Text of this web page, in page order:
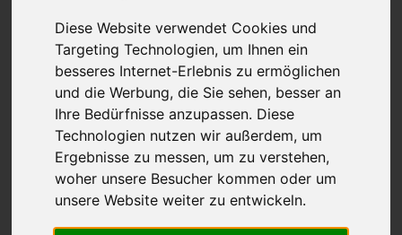
Diese Website verwendet Cookies und
Targeting Technologien, um Ihnen ein
besseres Internet-Erlebnis zu ermöglichen
und die Werbung, die Sie sehen, besser an
Ihre Bedürfnisse anzupassen. Diese
Technologien nutzen wir außerdem, um
Ergebnisse zu messen, um zu verstehen,
woher unsere Besucher kommen oder um
unsere Website weiter zu entwickeln.
Nagelsohlen
Artikel Bezeichnung
Nagelsohlen mit Klettverschluß
3800K